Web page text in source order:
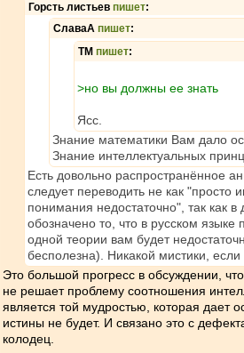
Горсть листьев пишет:
СлаваА пишет:
ТМ пишет:
>но вы должны ее знать
Ясс.
Знание математики Вам дало
Знание интеллектуальных
Есть довольно распространённое
следует переводить не как "просто
понимания недостаточно", так как
обозначено то, что в русском языке
одной теории вам будет
бесполезна). Никакой мистики,
Это большой прогресс в обсуждении,
не решает проблему соотношения
является той мудростью, которая дает
истины не будет. И связано это с
колодец.